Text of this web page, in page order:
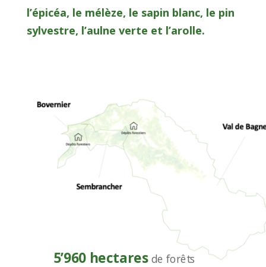
l’épicéa, le mélèze, le sapin blanc, le pin
sylvestre, l’aulne verte et l’arolle.
5’960 hectaresde forêts